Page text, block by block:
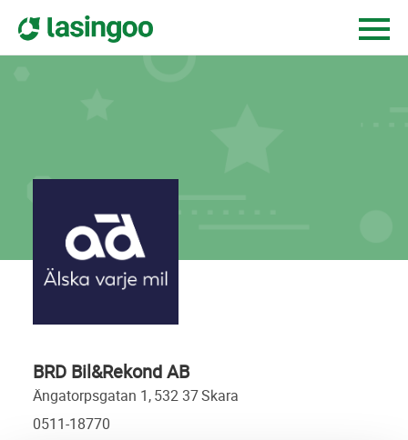
BRD Bil&Rekond AB
ängatorpsgatan 1, 532 37
skara
0511-18770